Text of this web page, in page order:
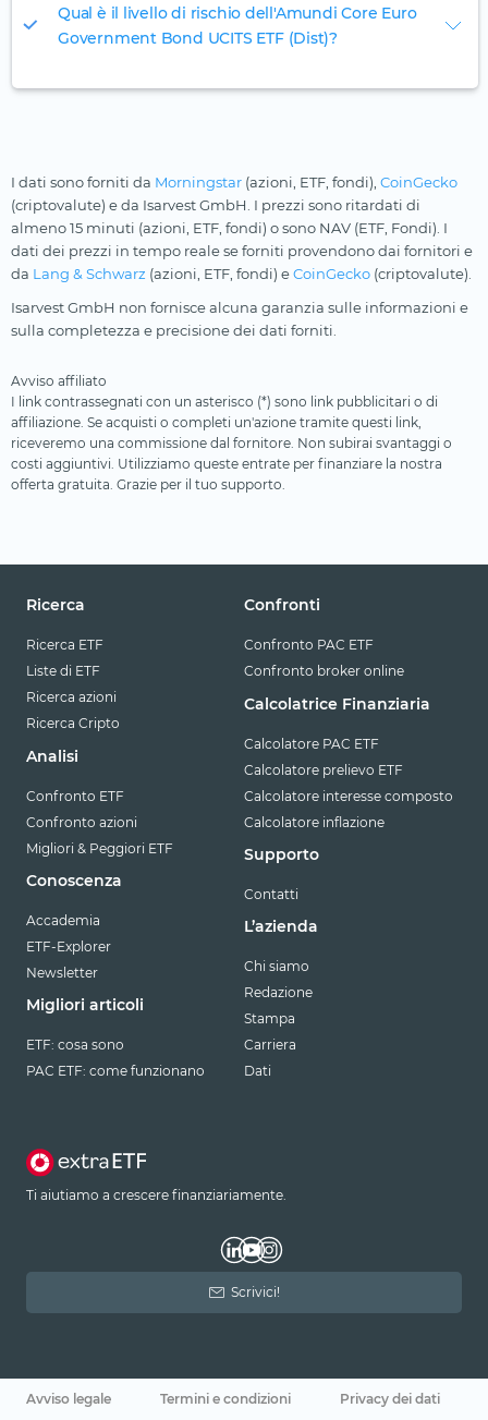
Qual è il livello di rischio dell'Amundi Core Euro
Government Bond UCITS ETF (Dist)?
I dati sono forniti da Morningstar (azioni, ETF, fondi), CoinGecko
(criptovalute) e da Isarvest GmbH. I prezzi sono ritardati di
almeno 15 minuti (azioni, ETF, fondi) o sono NAV (ETF, Fondi). I
dati dei prezzi in tempo reale se forniti provendono dai fornitori e
da Lang & Schwarz (azioni, ETF, fondi) eCoinGecko (criptovalute).
Isarvest GmbH non fornisce alcuna garanzia sulle informazioni e
sulla completezza e precisione dei dati forniti.
Avviso affiliato
I link contrassegnati con un asterisco (*) sono link pubblicitari o di
affiliazione. Se acquisti o completi un'azione tramite questi link,
riceveremo una commissione dal fornitore. Non subirai svantaggi o
costi aggiuntivi. Utilizziamo queste entrate per finanziare la nostra
offerta gratuita. Grazie per il tuo supporto.
Ricerca
Ricerca ETF
Liste di ETF
Ricerca azioni
Ricerca Cripto
Analisi
Confronto ETF
Confronto azioni
Migliori & Peggiori ETF
Conoscenza
Accademia
ETF-Explorer
Newsletter
Migliori articoli
ETF: cosa sono
PAC ETF: come funzionano
Confronti
Confronto PAC ETF
Confronto broker online
Calcolatrice Finanziaria
Calcolatore PAC ETF
Calcolatore prelievo ETF
Calcolatore interesse composto
Calcolatore inflazione
Supporto
Contatti
L’azienda
Chi siamo
Redazione
Stampa
Carriera
Dati
Ti aiutiamo a crescere finanziariamente.
Scrivici!
Avviso legale Termini e condizioni Privacy dei dati